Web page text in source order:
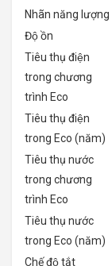
Nhãn năng lượng
Độ ồn
Tiêu thụ điện
trong chương
trình Eco
Tiêu thụ điện
trong Eco (năm)
Tiêu thụ nước
trong chương
trình Eco
Tiêu thụ nước
trong Eco (năm)
Chế độ tắt